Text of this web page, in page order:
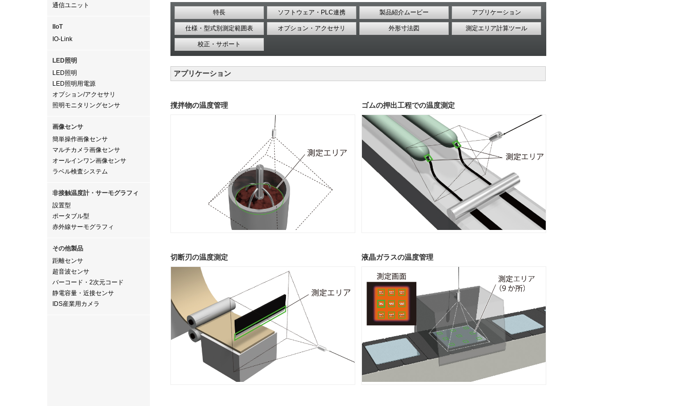
通信ユニット
IIoT
IO-Link
LED照明
LED照明
LED照明用電源
オプション/アクセサリ
照明モニタリングセンサ
画像センサ
簡単操作画像センサ
マルチカメラ画像センサ
オールインワン画像センサ
ラベル検査システム
非接触温度計・サーモグラフィ
設置型
ポータブル型
赤外線サーモグラフィ
その他製品
距離センサ
超音波センサ
バーコード・2次元コード
静電容量・近接センサ
IDS産業用カメラ
特長 ソフトウェア・PLC連携 製品紹介ムービー アプリケーション
仕様・型式別測定範囲表 オプション・アクセサリ 外形寸法図 測定エリア計算ツール
校正・サポート
アプリケーション
撹拌物の温度管理 ゴムの押出工程での温度測定
切断刃の温度測定 液晶ガラスの温度管理